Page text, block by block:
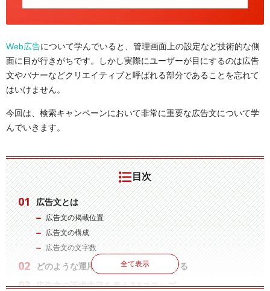
Web広告について学んでいると、管理画面上の設定など技術的な側
面に目が行きがちです。しかし実際にユーザーが目にするのは広告
文やバナーなどクリエイティブと呼ばれる部分であることを忘れて
はいけません。
今回は、検索キャンペーンにおいて非常に重要な広告文について学
んでいきます。
目次
広告文とは
広告文の掲載位置
広告文の構成
広告文の文字数
どのような運用レバーなのかを理解する
広告文の訴求内容を考える6ステップ
全て表示